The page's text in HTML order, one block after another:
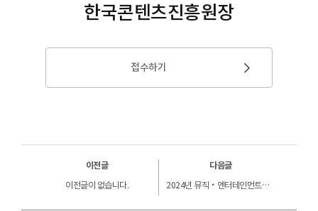
한국콘텐츠진흥원장
접수하기
이전글
이전글이 없습니다.
다음글
2024년 뮤직‧엔터테인먼트페어(MU:CON 2024) 비즈니스 참가 기업 모집 공고